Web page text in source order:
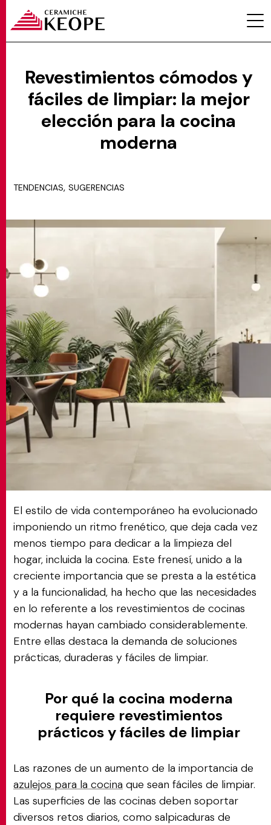
PROYECTOS
CONTACTOS
MATCH APP
BUSCAR
ÁREA RESERVADA
Revestimientos cómodos y
fáciles de limpiar: la mejor
elección para la cocina
moderna
TENDENCIAS, SUGERENCIAS
El estilo de vida contemporáneo ha evolucionado
imponiendo un ritmo frenético, que deja cada vez
menos tiempo para dedicar a la limpieza del
hogar, incluida la cocina. Este frenesí, unido a la
creciente importancia que se presta a la estética
y a la funcionalidad, ha hecho que las necesidades
en lo referente a los revestimientos de cocinas
modernas hayan cambiado considerablemente.
Entre ellas destaca la demanda de soluciones
prácticas, duraderas y fáciles de limpiar.
Por qué la cocina moderna
requiere revestimientos
prácticos y fáciles de limpiar
Las razones de un aumento de la importancia de
azulejos para la cocina que sean fáciles de limpiar.
Las superficies de las cocinas deben soportar
diversos retos diarios, como salpicaduras de